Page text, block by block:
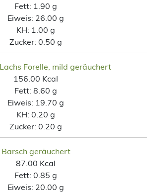
Fett: 1.90 g
Eiweis: 26.00 g
KH: 1.00 g
Zucker: 0.50 g
Forelle, mild geräuchert
156.00 Kcal
Fett: 8.60 g
Eiweis: 19.70 g
KH: 0.20 g
Zucker: 0.20 g
Barsch geräuchert
87.00 Kcal
Fett: 0.85 g
Eiweis: 20.00 g